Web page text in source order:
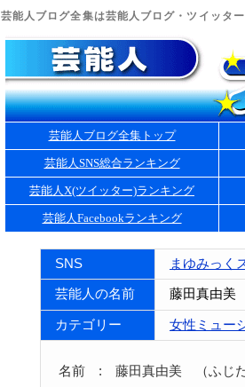
芸能人ブログ全集は芸能人ブログ・ツイッタ
芸能人ブログ全集トップ
芸能人SNS総合ランキング
芸能人X(ツイッター)ランキング
芸能人Facebookランキング
SNS まゆみっく
芸能人の名前 藤田真由美
カテゴリー 女性ミュー
名前 : 藤田真由美 （ふじた